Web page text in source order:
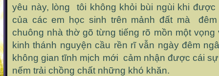
yêu này, lòng tôi không khỏi bùi ngùi khi
của các em học sinh trên mảnh đất mà
chuông nhà thờ gõ từng tiếng rõ mồn một vọng
kinh thánh nguyện cầu rền rĩ vẫn ngày đêm
không gian tĩnh mịch mới cảm nhận được cái
nếm trải chồng chất những khó khăn.